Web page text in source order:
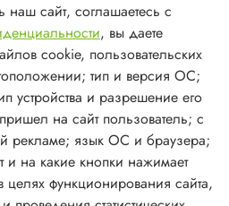
МегаМебель)
(ст.м. Победа)
сайт, соглашаетесь с
, вы даете
cookie, пользовательских
тип и версия ОС;
устройства и разрешение его
на сайт пользователь; с
рекламе; язык ОС и браузера;
и на какие кнопки нажимает
целях функционирования сайта,